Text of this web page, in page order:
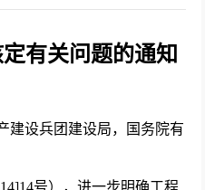
有关问题的通知
建设兵团建设局，国务院有
号），进一步明确工程